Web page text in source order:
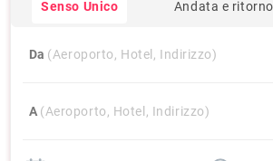
Senso Unico Andata e ritorno
Da (Aeroporto, Hotel, Indirizzo)
A (Aeroporto, Hotel, Indirizzo)